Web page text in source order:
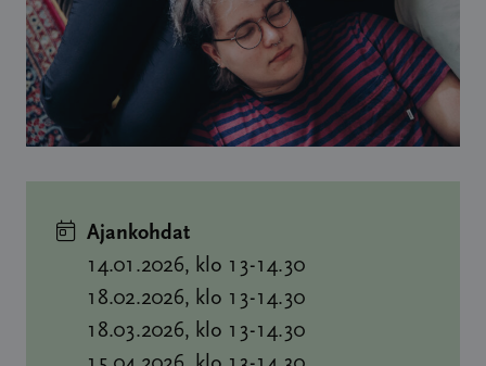
Ajankohdat
14.01.2026, klo 13-14.30
18.02.2026, klo 13-14.30
18.03.2026, klo 13-14.30